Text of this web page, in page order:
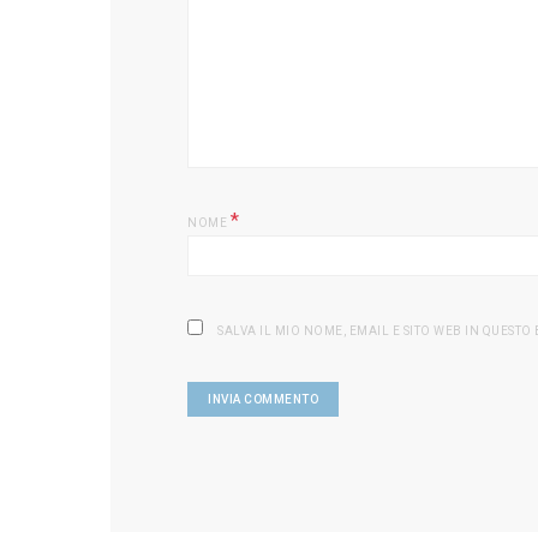
NOME *
SALVA IL MIO NOME, EMAIL E SITO WEB IN QUESTO